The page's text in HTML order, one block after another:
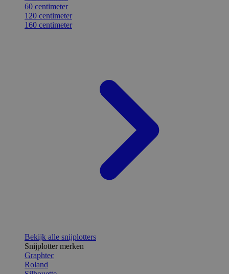
60 centimeter
120 centimeter
160 centimeter
Bekijk alle snijplotters
Snijplotter merken
Graphtec
Roland